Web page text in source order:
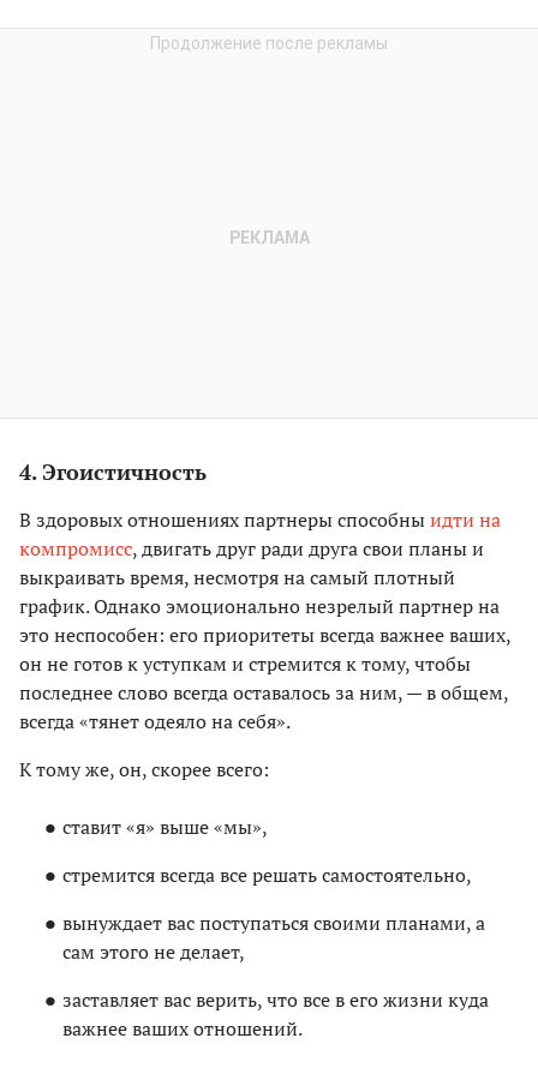
4. Эгоистичность
В здоровых отношениях партнеры способныидти на
компромисс, двигать друг ради друга свои планы и
выкраивать время, несмотря на самый плотный
график. Однако эмоционально незрелый партнер на
это неспособен: его приоритеты всегда важнее ваших,
он не готов к уступкам и стремится к тому, чтобы
последнее слово всегда оставалось за ним, — в общем,
всегда «тянет одеяло на себя».
К тому же, он, скорее всего:
ставит «я» выше «мы»,
стремится всегда все решать самостоятельно,
вынуждает вас поступаться своими планами, а
сам этого не делает,
заставляет вас верить, что все в его жизни куда
важнее ваших отношений.